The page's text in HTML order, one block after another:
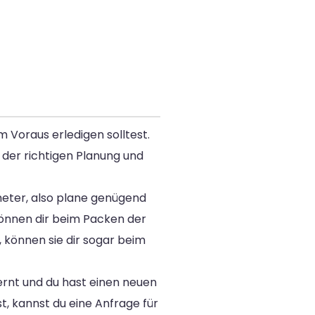
Voraus erledigen solltest.
richtigen Planung und
also plane genügend
dir beim Packen der
sie dir sogar beim
und du hast einen neuen
kannst du eine Anfrage für